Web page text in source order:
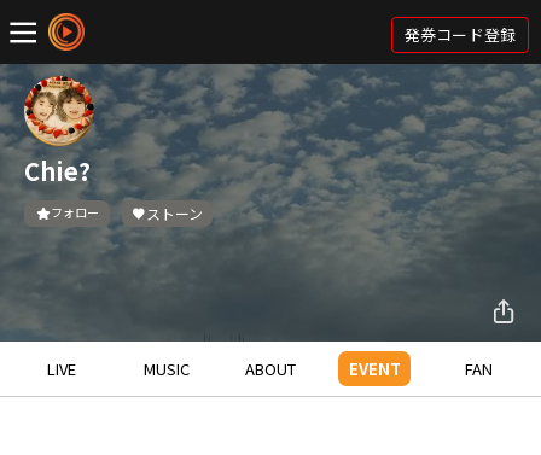
発券コード登録
Chie?
フォロー ストーン
LIVE MUSIC ABOUT EVENT FAN